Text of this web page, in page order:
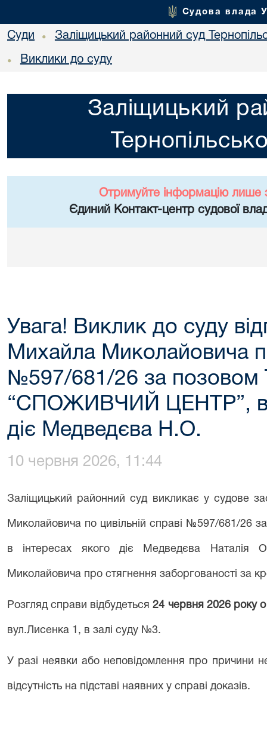
Судова влада
Суди • Заліщицький районний суд
• Виклики до суду
Заліщицький
Отримуйте інформацію лише
Єдиний Контакт-центр судової
Увага! Виклик до суду
Михайла Миколайовича
№597/681/26 за
“СПОЖИВЧИЙ ЦЕНТР”, в
діє Медведєва Н.О.
10 червня 2026, 11:44
Заліщицький районний суд викликає у судове
Миколайовича по цивільній справі №597/681/
в інтересах якого діє Медведєва Наталія
Миколайовича про стягнення заборгованості за
Розгляд справи відбудеться24 червня 2026 року
вул.Лисенка 1, в залі суду №3.
У разі неявки або неповідомлення про причини
відсутність на підставі наявних у справі доказів.